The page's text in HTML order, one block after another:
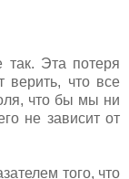
Эта потеря
верить, что все
что бы мы ни
не зависит от
того, что